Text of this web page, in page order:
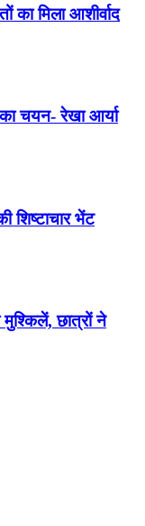
मिला आशीर्वाद
चयन- रेखा आर्या
शिष्टाचार भेंट
छात्रों ने